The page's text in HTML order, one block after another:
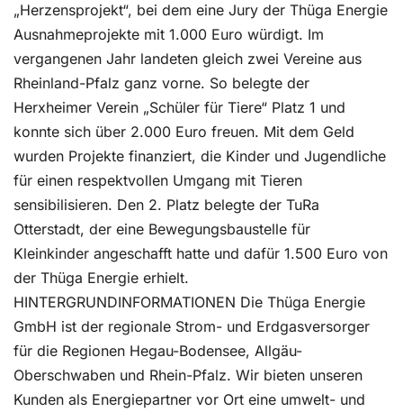
„Herzensprojekt“, bei dem eine Jury der Thüga Energie
Ausnahmeprojekte mit 1.000 Euro würdigt. Im
vergangenen Jahr landeten gleich zwei Vereine aus
Rheinland-Pfalz ganz vorne. So belegte der
Herxheimer Verein „Schüler für Tiere“ Platz 1 und
konnte sich über 2.000 Euro freuen. Mit dem Geld
wurden Projekte finanziert, die Kinder und Jugendliche
für einen respektvollen Umgang mit Tieren
sensibilisieren. Den 2. Platz belegte der TuRa
Otterstadt, der eine Bewegungsbaustelle für
Kleinkinder angeschafft hatte und dafür 1.500 Euro von
der Thüga Energie erhielt.
HINTERGRUNDINFORMATIONEN Die Thüga Energie
GmbH ist der regionale Strom- und Erdgasversorger
für die Regionen Hegau-Bodensee, Allgäu-
Oberschwaben und Rhein-Pfalz. Wir bieten unseren
Kunden als Energiepartner vor Ort eine umwelt- und